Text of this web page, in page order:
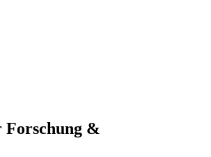
Forschung &